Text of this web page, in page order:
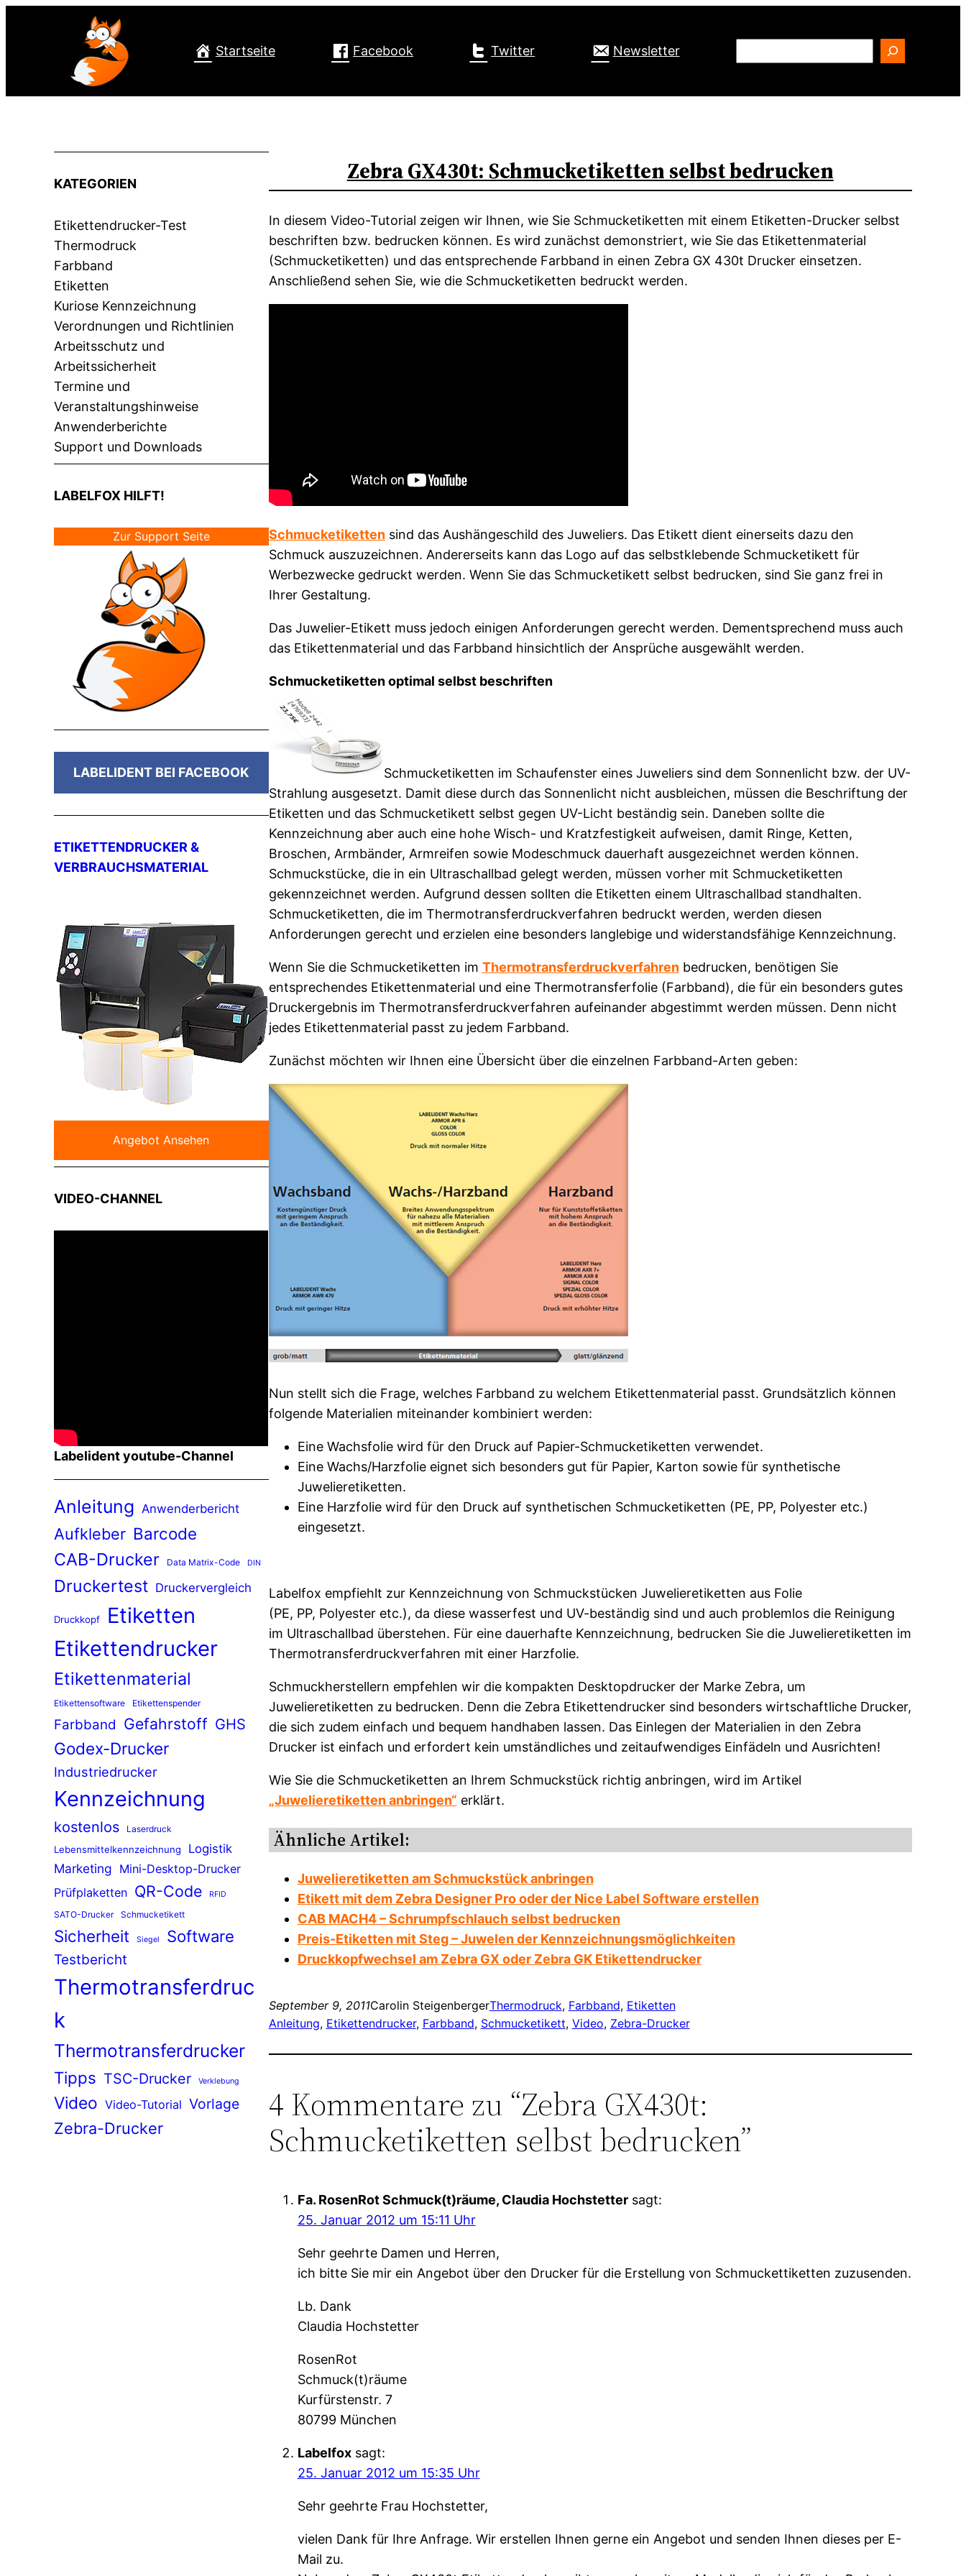
Startseite Facebook Twitter Newsletter
KATEGORIEN
Etikettendrucker-Test
Thermodruck
Farbband
Etiketten
Kuriose Kennzeichnung
Verordnungen und Richtlinien
Arbeitsschutz und
Arbeitssicherheit
Termine und
Veranstaltungshinweise
Anwenderberichte
Support und Downloads
LABELFOX HILFT!
Zur Support Seite
LABELIDENT BEI FACEBOOK
ETIKETTENDRUCKER &
VERBRAUCHSMATERIAL
Angebot Ansehen
VIDEO-CHANNEL
Labelident youtube-Channel
Anleitung Anwenderbericht
Aufkleber Barcode
CAB-Drucker Data Matrix-Code DIN
Druckertest Druckervergleich
Druckkopf
Etiketten
Etikettendrucker
Etikettenmaterial
Etikettensoftware Etikettenspender
Farbband Gefahrstoff GHS
Godex-Drucker
Industriedrucker
Kennzeichnung
kostenlos Laserdruck
Lebensmittelkennzeichnung Logistik
Marketing Mini-Desktop-Drucker
Prüfplaketten QR-Code RFID
SATO-Drucker Schmucketikett
Sicherheit Siegel Software
Testbericht
Thermotransferdruc
k
Thermotransferdrucker
Tipps TSC-Drucker Verklebung
Video Video-Tutorial Vorlage
Zebra-Drucker
Zebra GX430t: Schmucketiketten selbst bedrucken
In diesem Video-Tutorial zeigen wir Ihnen, wie Sie Schmucketiketten mit einem Etiketten-Drucker selbst
beschriften bzw. bedrucken können. Es wird zunächst demonstriert, wie Sie das Etikettenmaterial
(Schmucketiketten) und das entsprechende Farbband in einen Zebra GX 430t Drucker einsetzen.
Anschließend sehen Sie, wie die Schmucketiketten bedruckt werden.
Schmucketikettensind das Aushängeschild des Juweliers. Das Etikett dient einerseits dazu den
Schmuck auszuzeichnen. Andererseits kann das Logo auf das selbstklebende Schmucketikett für
Werbezwecke gedruckt werden. Wenn Sie das Schmucketikett selbst bedrucken, sind Sie ganz frei in
Ihrer Gestaltung.
Das Juwelier-Etikett muss jedoch einigen Anforderungen gerecht werden. Dementsprechend muss auch
das Etikettenmaterial und das Farbband hinsichtlich der Ansprüche ausgewählt werden.
Schmucketiketten optimal selbst beschriften
Schmucketiketten im Schaufenster eines Juweliers sind dem Sonnenlicht bzw. der UV-
Strahlung ausgesetzt. Damit diese durch das Sonnenlicht nicht ausbleichen, müssen die Beschriftung der
Etiketten und das Schmucketikett selbst gegen UV-Licht beständig sein. Daneben sollte die
Kennzeichnung aber auch eine hohe Wisch- und Kratzfestigkeit aufweisen, damit Ringe, Ketten,
Broschen, Armbänder, Armreifen sowie Modeschmuck dauerhaft ausgezeichnet werden können.
Schmuckstücke, die in ein Ultraschallbad gelegt werden, müssen vorher mit Schmucketiketten
gekennzeichnet werden. Aufgrund dessen sollten die Etiketten einem Ultraschallbad standhalten.
Schmucketiketten, die im Thermotransferdruckverfahren bedruckt werden, werden diesen
Anforderungen gerecht und erzielen eine besonders langlebige und widerstandsfähige Kennzeichnung.
Wenn Sie die Schmucketiketten im Thermotransferdruckverfahrenbedrucken, benötigen Sie
entsprechendes Etikettenmaterial und eine Thermotransferfolie (Farbband), die für ein besonders gutes
Druckergebnis im Thermotransferdruckverfahren aufeinander abgestimmt werden müssen. Denn nicht
jedes Etikettenmaterial passt zu jedem Farbband.
Zunächst möchten wir Ihnen eine Übersicht über die einzelnen Farbband-Arten geben:
Nun stellt sich die Frage, welches Farbband zu welchem Etikettenmaterial passt. Grundsätzlich können
folgende Materialien miteinander kombiniert werden:
Eine Wachsfolie wird für den Druck auf Papier-Schmucketiketten verwendet.
Eine Wachs/Harzfolie eignet sich besonders gut für Papier, Karton sowie für synthetische
Juwelieretiketten.
Eine Harzfolie wird für den Druck auf synthetischen Schmucketiketten (PE, PP, Polyester etc.)
eingesetzt.
Labelfox empfiehlt zur Kennzeichnung von Schmuckstücken Juwelieretiketten aus Folie
(PE, PP, Polyester etc.), da diese wasserfest und UV-beständig sind und auch problemlos die Reinigung
im Ultraschallbad überstehen. Für eine dauerhafte Kennzeichnung, bedrucken Sie die Juwelieretiketten im
Thermotransferdruckverfahren mit einer Harzfolie.
Schmuckherstellern empfehlen wir die kompakten Desktopdrucker der Marke Zebra, um
Juwelieretiketten zu bedrucken. Denn die Zebra Etikettendrucker sind besonders wirtschaftliche Drucker,
die sich zudem einfach und bequem handhaben lassen. Das Einlegen der Materialien in den Zebra
Drucker ist einfach und erfordert kein umständliches und zeitaufwendiges Einfädeln und Ausrichten!
Wie Sie die Schmucketiketten an Ihrem Schmuckstück richtig anbringen, wird im Artikel
„Juwelieretiketten anbringen“ erklärt.
Ähnliche Artikel:
Juwelieretiketten am Schmuckstück anbringen
Etikett mit dem Zebra Designer Pro oder der Nice Label Software erstellen
CAB MACH4 – Schrumpfschlauch selbst bedrucken
Preis-Etiketten mit Steg – Juwelen der Kennzeichnungsmöglichkeiten
Druckkopfwechsel am Zebra GX oder Zebra GK Etikettendrucker
September 9, 2011Carolin SteigenbergerThermodruck, Farbband, Etiketten
Anleitung, Etikettendrucker, Farbband, Schmucketikett, Video, Zebra-Drucker
4 Kommentare zu “Zebra GX430t:
Schmucketiketten selbst bedrucken”
Fa. RosenRot Schmuck(t)räume, Claudia Hochstetter sagt:
25. Januar 2012 um 15:11 Uhr
Sehr geehrte Damen und Herren,
ich bitte Sie mir ein Angebot über den Drucker für die Erstellung von Schmuckettiketten zuzusenden.
Lb. Dank
Claudia Hochstetter
RosenRot
Schmuck(t)räume
Kurfürstenstr. 7
80799 München
Labelfox sagt:
25. Januar 2012 um 15:35 Uhr
Sehr geehrte Frau Hochstetter,
vielen Dank für Ihre Anfrage. Wir erstellen Ihnen gerne ein Angebot und senden Ihnen dieses per E-
Mail zu.